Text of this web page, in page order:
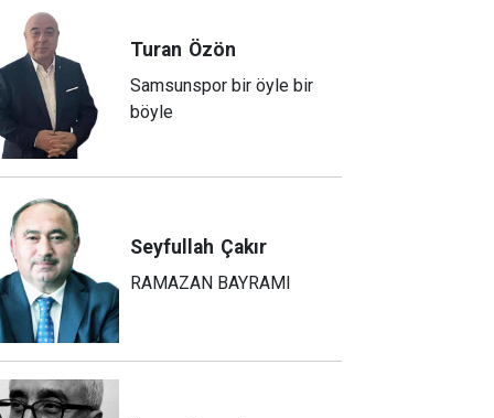
Turan Özön
Samsunspor bir öyle bir
böyle
Seyfullah Çakır
RAMAZAN BAYRAMI